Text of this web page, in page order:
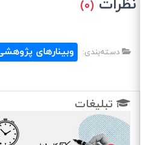
نظرات
دسته‌بندی: وبینارهای پژوهشی
تبلیغات